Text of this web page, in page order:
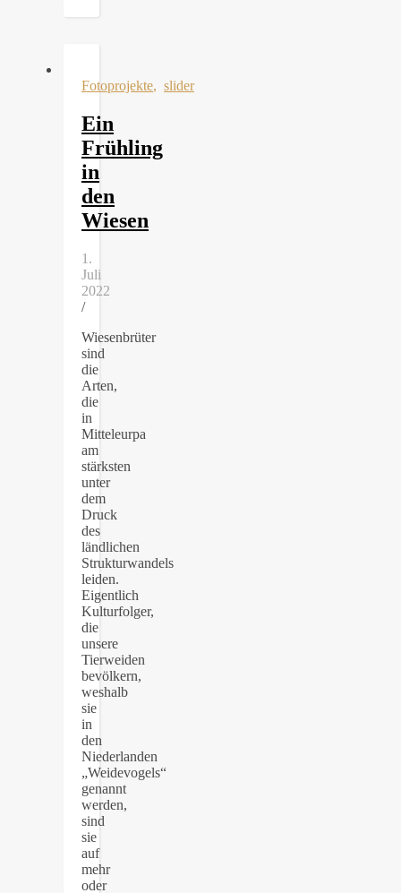
Fotoprojekte, slider
Ein
Frühling
in
den
Wiesen
1.
Juli
2022
/
Wiesenbrüter
sind
die
Arten,
die
in
Mitteleurpa
am
stärksten
unter
dem
Druck
des
ländlichen
Strukturwandels
leiden.
Eigentlich
Kulturfolger,
die
unsere
Tierweiden
bevölkern,
weshalb
sie
in
den
Niederlanden
„Weidevogels“
genannt
werden,
sind
sie
auf
mehr
oder